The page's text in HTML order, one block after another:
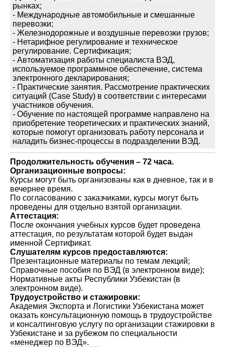
рынках;
- Международные автомобильные и смешанные
перевозки;
- Железнодорожные и воздушные перевозки грузов;
- Нетарифное регулирование и техническое
регулирование. Сертификация;
- Автоматизация работы специалиста ВЭД,
используемое программное обеспечение, система
электронного декларирования;
- Практические занятия. Рассмотрение практических
ситуаций (Case Study) в соответствии с интересами
участников обучения.
- Обучение по настоящей программе направлено на
приобретение теоретических и практических знаний,
которые помогут организовать работу персонала и
наладить бизнес-процессы в подразделении ВЭД.
Продолжительность обучения – 72 часа.
Организационные вопросы:
Курсы могут быть организованы как в дневное, так и в
вечернее время.
По согласованию с заказчиками, курсы могут быть
проведены для отдельно взятой организации.
Аттестация:
После окончания учебных курсов будет проведена
аттестация, по результатам которой будет выдан
именной Сертификат.
Слушателям курсов предоставляются:
Презентационные материалы по темам лекций;
Справочные пособия по ВЭД (в электронном виде);
Нормативные акты Республики Узбекистан (в
электронном виде).
Трудоустройство и стажировки:
Академия Экспорта и Логистики Узбекистана может
оказать консультационную помощь в трудоустройстве
и консалтинговую услугу по организации стажировки в
Узбекистане и за рубежом по специальности
«менеджер по ВЭД».